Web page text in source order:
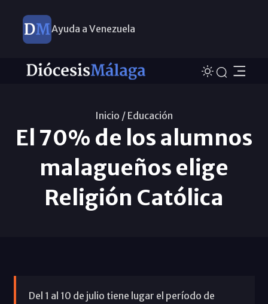
Ayuda a Venezuela
Inicio / Educación
El 70% de los alumnos
malagueños elige
Religión Católica
Del 1 al 10 de julio tiene lugar el período de